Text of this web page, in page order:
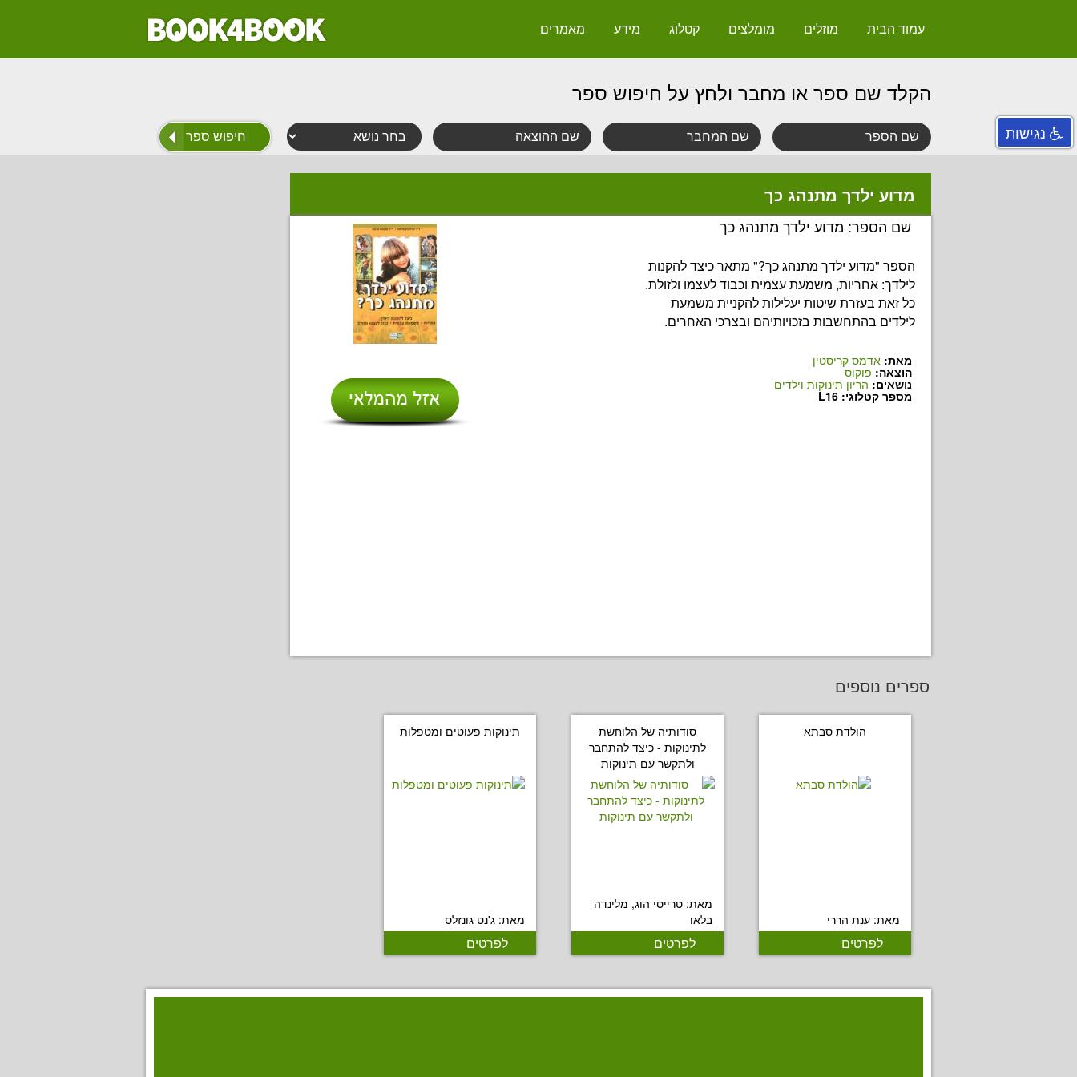
עמוד הבית מוזלים מומלצים קטלוג מידע מאמרים
הקלד שם ספר או מחבר ולחץ על חיפוש ספר
מדוע ילדך מתנהג כך
שם הספר: מדוע ילדך מתנהג כך
הספר "מדוע ילדך מתנהג כך?" מתאר כיצד להקנות
לילדך: אחריות, משמעת עצמית וכבוד לעצמו ולזולת.
כל זאת בעזרת שיטות יעלילות להקניית משמעת
לילדים בהתחשבות בזכויותיהם ובצרכי האחרים.
מאת: אדמס קריסטין
הוצאה: פוקוס
נושאים: הריון תינוקות וילדים
מספר קטלוגי: L16
ספרים נוספים
הולדת סבתא
מאת: ענת הררי
לפרטים
סודותיה של הלוחשת
לתינוקות - כיצד להתחבר
ולתקשר עם תינוקות
מאת: טרייסי הוג, מלינדה
בלאו
לפרטים
תינוקות פעוטים ומטפלות
מאת: ג'נט גונזלס
לפרטים
נגישות